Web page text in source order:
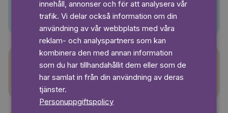
Sagasagor
innehåll, annonser och för att analysera vår
trafik. Vi delar också information om din
användning av vår webbplats med våra
reklam- och analyspartners som kan
kombinera den med annan information
som du har tillhandahållit dem eller som de
har samlat in från din användning av deras
tjänster.
Personuppgiftspolicy